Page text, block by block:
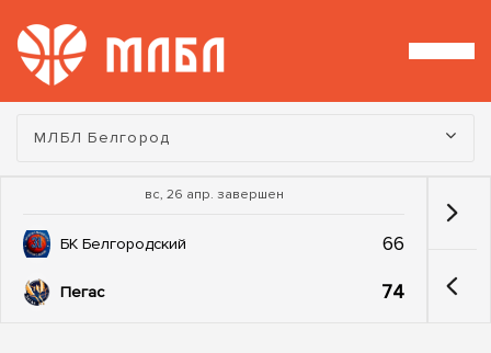
Турнир:
МЛБЛ Белгород
вс, 26 апр. завершен
БК Белгородский 66
Пегас 74